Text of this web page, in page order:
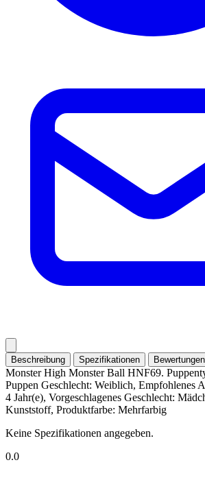
Beschreibung Spezifikationen
Monster High Monster Ball HNF69.
Puppen Geschlecht: Weiblich, Empfohlenes
4 Jahr(e), Vorgeschlagenes Geschlecht:
Kunststoff, Produktfarbe: Mehrfarbig
Keine Spezifikationen angegeben.
0.0